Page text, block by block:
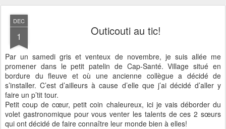
DEC
1 Outicouti au tic!
Par un samedi gris et venteux de novembre, je suis allée me
promener dans le petit patelin de Cap-Santé. Village situé en
bordure du fleuve et où une ancienne collègue a décidé de
s’installer. C’est d’ailleurs à cause d’elle que j’ai décidé d’aller y
faire un p’tit tour.
Petit coup de cœur, petit coin chaleureux, ici je vais déborder du
volet gastronomique pour vous venter les talents de ces 2 sœurs
qui ont décidé de faire connaître leur monde bien à elles!